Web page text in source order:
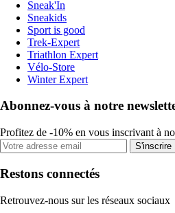
Sneak'In
Sneakids
Sport is good
Trek-Expert
Triathlon Expert
Vélo-Store
Winter Expert
Abonnez-vous à notre
Profitez de -10% en vous inscrivant à
S'inscrire
Restons connectés
Retrouvez-nous sur les réseaux sociaux